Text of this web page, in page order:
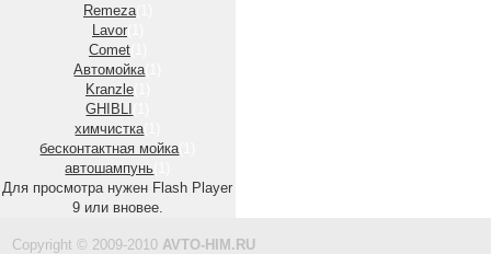
Remeza(1)
Lavor
Comet
Автомойка(1)
Kranzle
GHIBLI
химчистка(1)
бесконтактная мойка(1)
автошампунь
Для просмотра нужен Flash Player
9 или вновее.
Copyright © 2009-2010 AVTO-HIM.RU